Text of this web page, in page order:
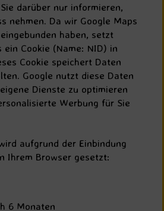
darüber nur informieren,
nehmen. Da wir Google Maps
haben, setzt
ein Cookie (Name: NID) in
Cookie speichert Daten
Google nutzt diese Daten
Dienste zu optimieren
Werbung für Sie
aufgrund der Einbindung
Ihrem Browser gesetzt:
6 Monaten